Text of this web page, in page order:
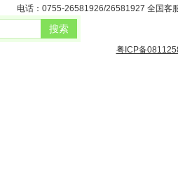
电话：0755-26581926/26581927 全国客
粤ICP备